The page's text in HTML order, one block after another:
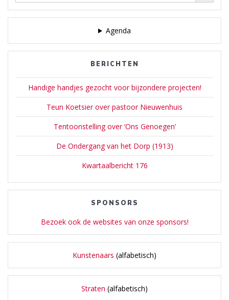
Agenda
BERICHTEN
Handige handjes gezocht voor bijzondere projecten!
Teun Koetsier over pastoor Nieuwenhuis
Tentoonstelling over ‘Ons Genoegen’
De Ondergang van het Dorp (1913)
Kwartaalbericht 176
SPONSORS
Bezoek ook de websites van onze sponsors!
Kunstenaars (alfabetisch)
Straten (alfabetisch)